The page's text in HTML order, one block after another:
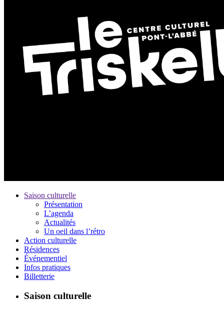
Saison culturelle
Présentation
L’agenda
Actualités
Un oeil dans l’rétro
Action culturelle
Résidences
Événementiel
Infos pratiques
Billetterie
Saison culturelle